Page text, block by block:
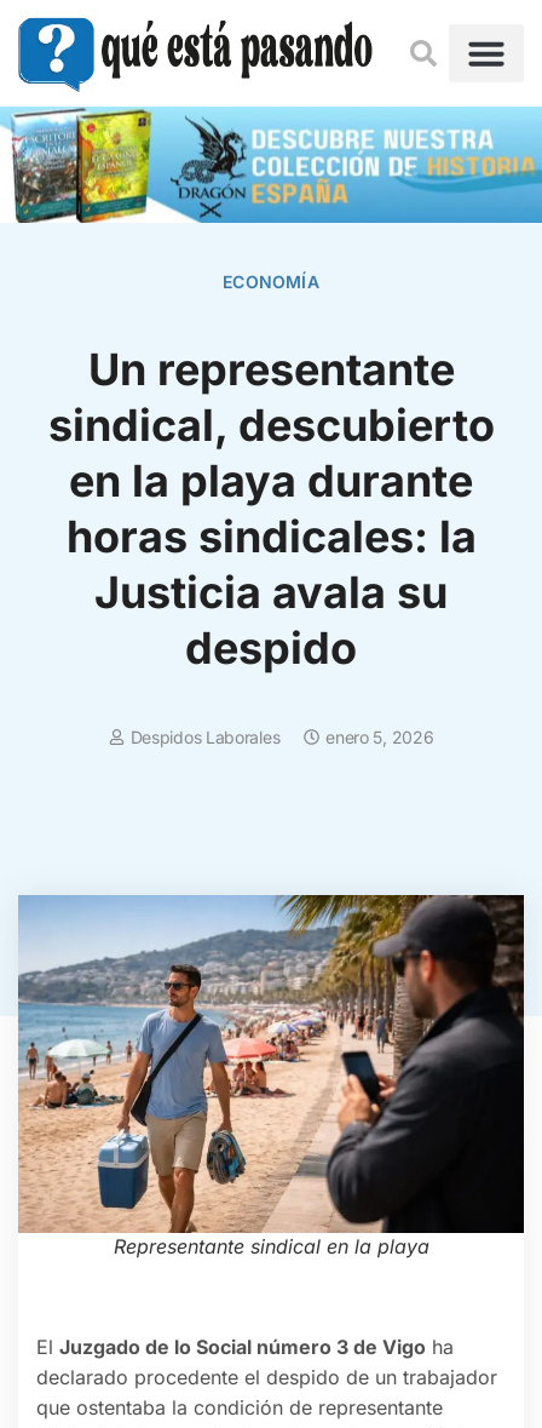
ECONOMÍA
Un representante
sindical, descubierto
en la playa durante
horas sindicales: la
Justicia avala su
despido
Despidos Laborales enero 5, 2026
Representante sindical en la playa
El Juzgado de lo Social número 3 de Vigo ha
declarado procedente el despido de un trabajador
que ostentaba la condición de representante